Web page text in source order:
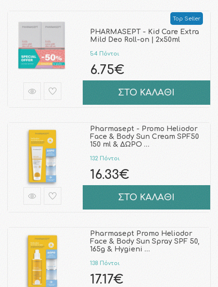
Top Seller
PHARMASEPT - Kid Care Extra
Mild Deo Roll-on | 2x50ml
54 Πόντοι
6.75€
ΣΤΟ ΚΑΛΑΘΙ
Pharmasept - Promo Heliodor
Face & Body Sun Cream SPF50
150 ml & ΔΩΡΟ …
132 Πόντοι
16.33€
ΣΤΟ ΚΑΛΑΘΙ
Pharmasept Promo Heliodor
Face & Body Sun Spray SPF 50,
165g & Hygieni …
138 Πόντοι
17.17€